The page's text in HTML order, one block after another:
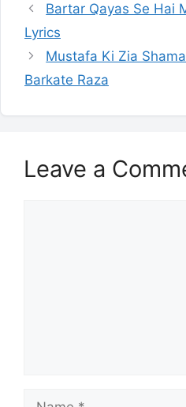
Bartar Qayas Se Hai
Lyrics
Mustafa Ki Zia
Barkate Raza
Leave a
Name